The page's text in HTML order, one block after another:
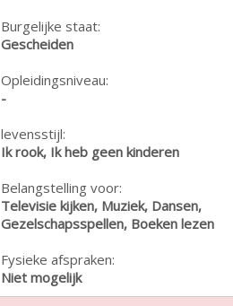
Burgelijke staat:
Gescheiden
Opleidingsniveau:
-
levensstijl:
Ik rook, Ik heb geen kinderen
Belangstelling voor:
Televisie kijken, Muziek, Dansen,
Gezelschapsspellen, Boeken lezen
Fysieke afspraken:
Niet mogelijk